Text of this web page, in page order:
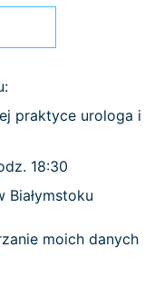
praktyce urologa i
18:30
Białymstoku
moich danych